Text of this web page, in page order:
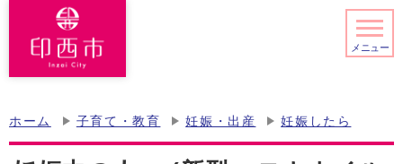
メニュー
ホーム 子育て・教育 妊娠・出産 妊娠したら